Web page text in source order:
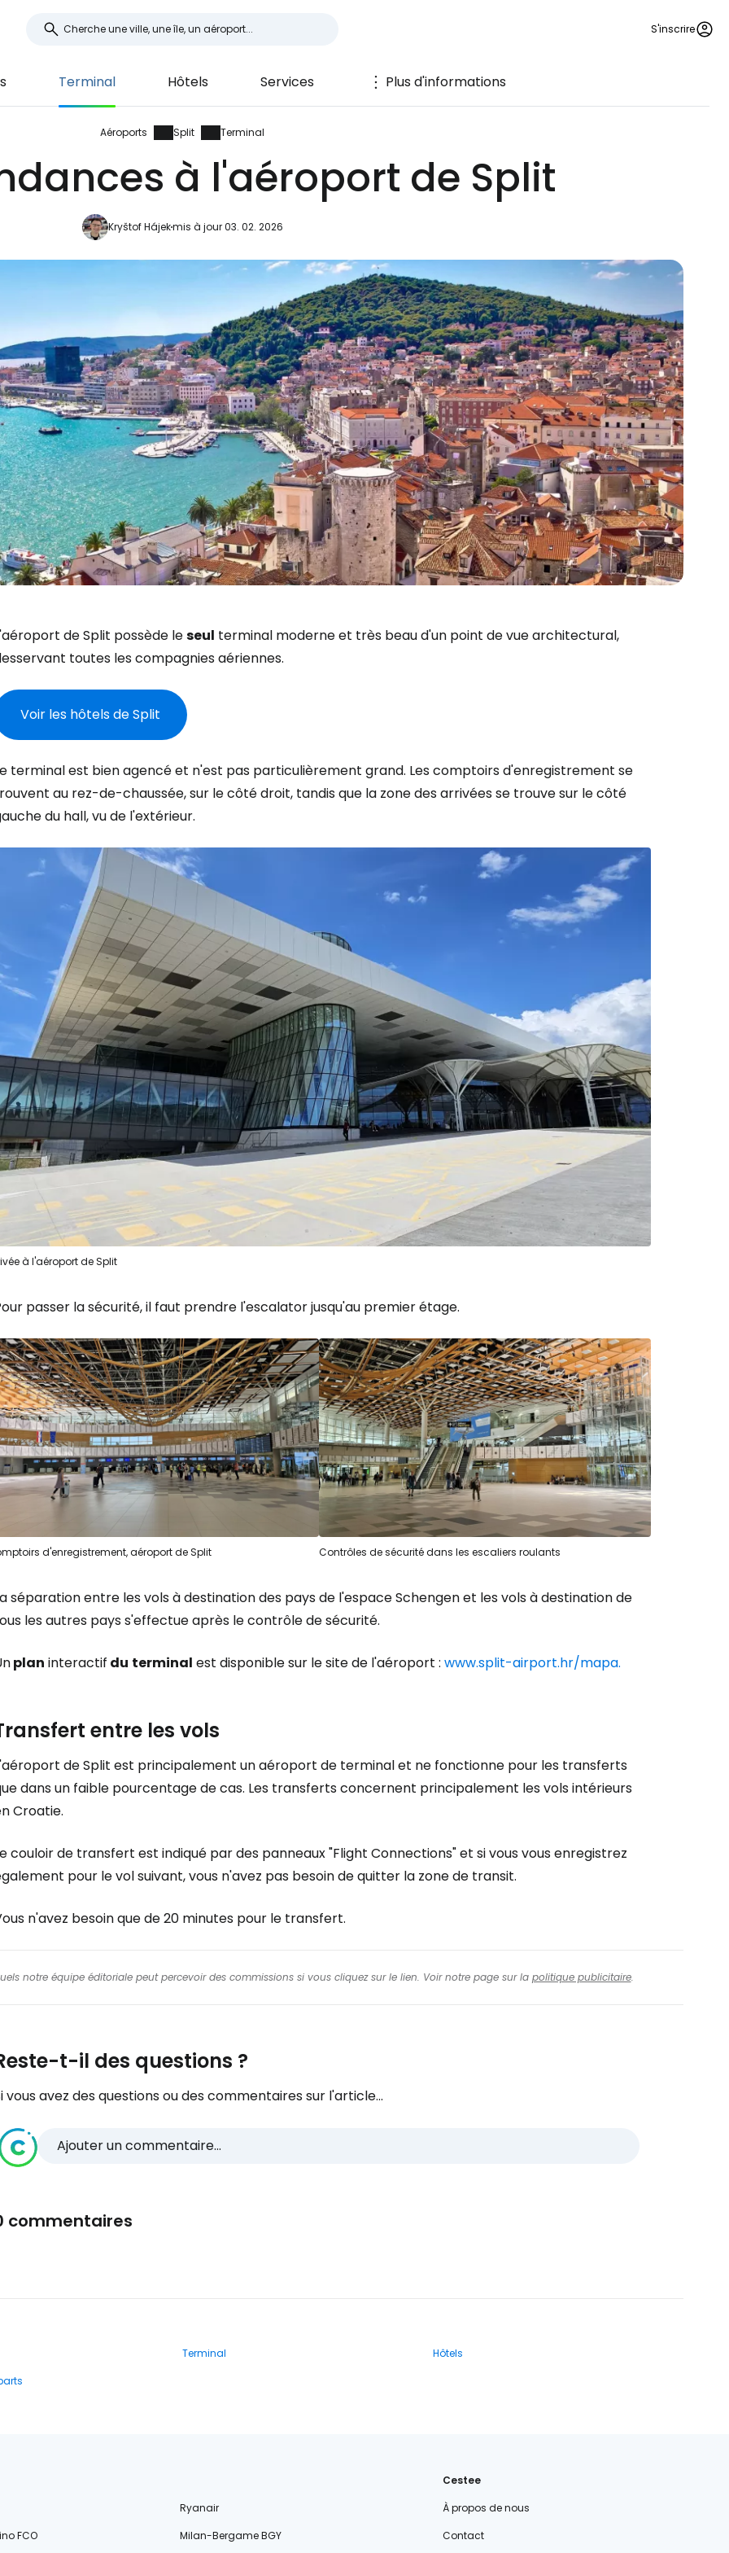
S'inscrire
Terminal Hôtels Services Plus d'informations
Aéroports Split Terminal
à l'aéroport de Split
Kryštof Hájekmis à jour 03. 02. 2026
de Split possède leseul terminal moderne et très beau d'un point de vue architectural,
toutes les compagnies aériennes.
Voir les hôtels de Split
terminal est bien agencé et n'est pas particulièrement grand. Les comptoirs d'enregistrement se
au rez-de-chaussée, sur le côté droit, tandis que la zone des arrivées se trouve sur le côté
du hall, vu de l'extérieur.
à l'aéroport de Split
passer la sécurité, il faut prendre l'escalator jusqu'au premier étage.
d'enregistrement, aéroport de Split Contrôles de sécurité dans les escaliers roulants
séparation entre les vols à destination des pays de l'espace Schengen et les vols à destination de
les autres pays s'effectue après le contrôle de sécurité.
plan interactif du terminal est disponible sur le site de l'aéroport : www.split-airport.hr/mapa.
entre les vols
de Split est principalement un aéroport de terminal et ne fonctionne pour les transferts
dans un faible pourcentage de cas. Les transferts concernent principalement les vols intérieurs
Croatie.
couloir de transfert est indiqué par des panneaux "Flight Connections" et si vous vous enregistrez
pour le vol suivant, vous n'avez pas besoin de quitter la zone de transit.
n'avez besoin que de 20 minutes pour le transfert.
notre équipe éditoriale peut percevoir des commissions si vous cliquez sur le lien. Voir notre page sur la politique publicitaire.
t-il des questions ?
vous avez des questions ou des commentaires sur l'article...
Ajouter un commentaire...
commentaires
Terminal
Hôtels
Ryanair
FCO
Milan-Bergame BGY
Cestee
À propos de nous
Contact
Se connecter à Cestee
... la communauté mondiale des voyageurs
Continuer avec Google